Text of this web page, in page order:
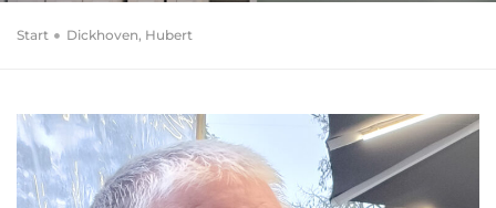
Start Dickhoven, Hubert